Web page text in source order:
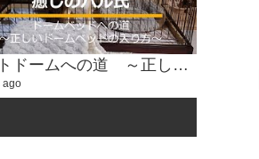
ペットドームへの道 ～正しいドームベッドの入り方～
ago